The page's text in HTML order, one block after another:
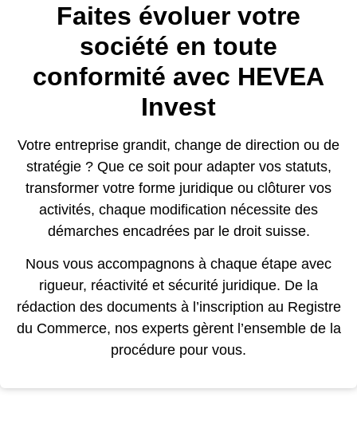
Faites évoluer votre
société en toute
conformité avec HEVEA
Invest
Votre entreprise grandit, change de direction ou de
stratégie ? Que ce soit pour adapter vos statuts,
transformer votre forme juridique ou clôturer vos
activités, chaque modification nécessite des
démarches encadrées par le droit suisse.
Nous vous accompagnons à chaque étape avec
rigueur, réactivité et sécurité juridique. De la
rédaction des documents à l’inscription au Registre
du Commerce, nos experts gèrent l’ensemble de la
procédure pour vous.